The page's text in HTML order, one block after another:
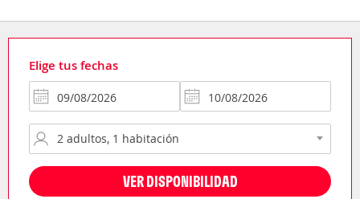
Elige tus fechas
VER DISPONIBILIDAD